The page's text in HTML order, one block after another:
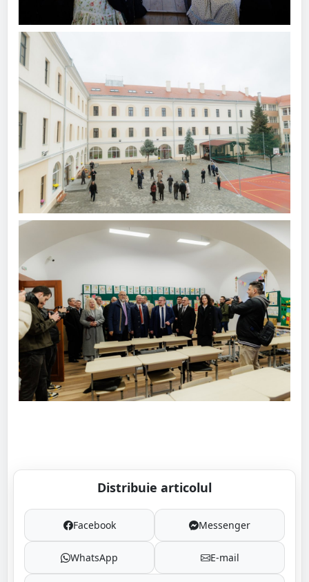
Distribuie articolul
Facebook Messenger
WhatsApp E-mail